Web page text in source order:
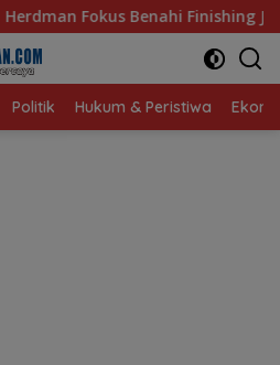
Jelang Lawan Singapura
Politik Hukum & Peristiwa